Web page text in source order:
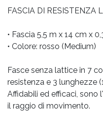
FASCIA DI RESISTENZA
• Fascia 5,5 m x 14 cm x
• Colore: rosso (Medium)
Fasce senza lattice in 7
resistenza e 3 lunghezze
Affidabili ed efficaci, sono
il raggio di movimento.